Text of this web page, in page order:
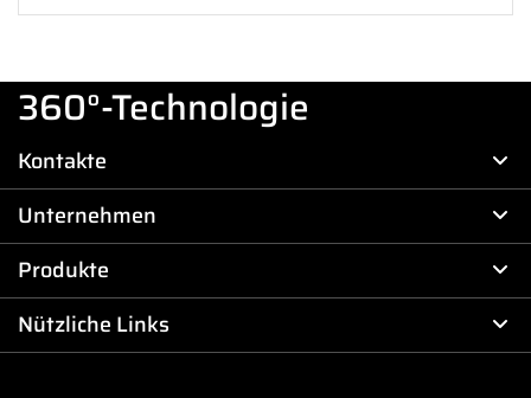
360°-Technologie
Kontakte
Unternehmen
Produkte
Nützliche Links